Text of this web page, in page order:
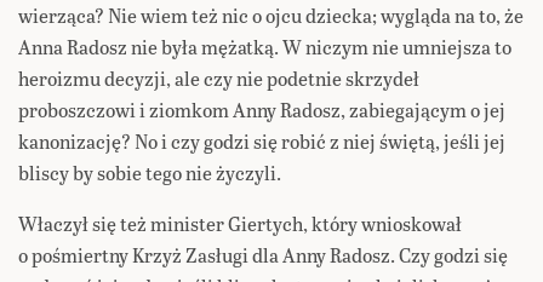
wierząca? Nie wiem też nic o ojcu dziecka; wygląda na to, że
Anna Radosz nie była mężatką. W niczym nie umniejsza to
heroizmu decyzji, ale czy nie podetnie skrzydeł
proboszczowi i ziomkom Anny Radosz, zabiegającym o jej
kanonizację? No i czy godzi się robić z niej świętą, jeśli jej
bliscy by sobie tego nie życzyli.
Właczył się też minister Giertych, który wnioskował
o pośmiertny Krzyż Zasługi dla Anny Radosz. Czy godzi się